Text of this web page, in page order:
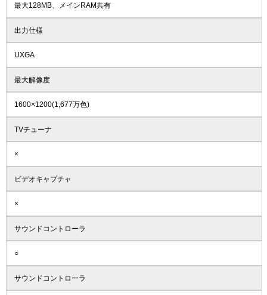
最大128MB、メインRAM共有
出力仕様
UXGA
最大解像度
1600×1200(1,677万色)
TVチューナ
×
ビデオキャプチャ
×
サウンドコントローラ
○
サウンドコントローラ